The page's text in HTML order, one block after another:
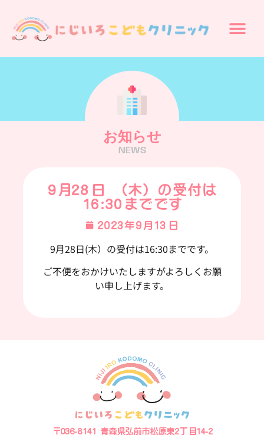
お知らせ
NEWS
9月28日（ 木）の受付は
16:30までです
2023年9月13日
9月28日(木）の受付は16:30までです。
ご不便をおかけいたしますがよろしくお願
い申し上げます。
〒036-8141 青森県弘前市松原東2丁目14-2